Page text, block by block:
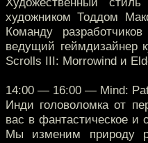
художником Тоддом
Команду
ведущий геймдизайнер
Scrolls III: Morrowind и
14:00 — 16:00 — Mind:
Инди головоломка от
вас в фантастическое и
Мы изменим природу